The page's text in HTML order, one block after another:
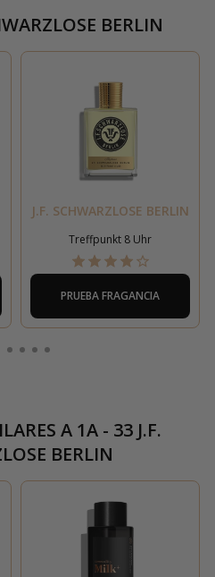
BERLIN
J.F. SCHWARZLOSE BERLIN
Treffpunkt 8 Uhr
PRUEBA FRAGANCIA
A1A - 33 J.F.
BERLIN